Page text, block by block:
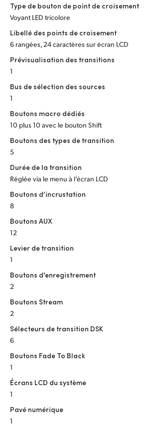
Type de bouton de point de croisement
Voyant LED tricolore
Libellé des points de croisement
6 rangées, 24 caractères sur écran LCD
Prévisualisation des transitions
1
Bus de sélection des sources
1
Boutons macro dédiés
10 plus 10 avec le bouton Shift
Boutons des types de transition
5
Durée de la transition
Réglée via le menu à l’écran LCD
Boutons d’incrustation
8
Boutons AUX
12
Levier de transition
1
Boutons d'enregistrement
2
Boutons Stream
2
Sélecteurs de transition DSK
6
Boutons Fade To Black
1
Écrans LCD du système
1
Pavé numérique
1